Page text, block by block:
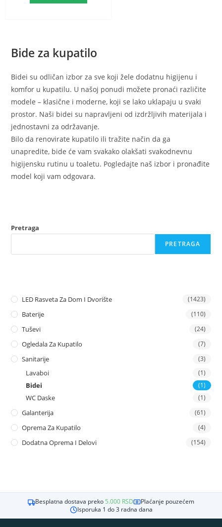
5.870 RSD.
Bide za kupatilo
Bidei su odličan izbor za sve koji žele dodatnu higijenu i
komfor u kupatilu. U našoj ponudi možete pronaći različite
modele – klasične i moderne, koji se lako uklapaju u svaki
prostor. Naši bidei su napravljeni od izdržljivih materijala i
jednostavni za održavanje.
Bilo da renovirate kupatilo ili tražite način da ga
unapredite, bide će vam svakako olakšati svakodnevnu
higijensku rutinu u toaletu. Pogledajte naš izbor i pronađite
model koji vam odgovara.
Pretraga
PRETRAGA
LED Rasveta Za Dom I Dvorište (1423)
Baterije (110)
Tuševi (24)
Ogledala Za Kupatilo (7)
Sanitarije (3)
Lavaboi (1)
Bidei (1)
WC Daske (1)
Galanterija (61)
Oprema Za Kupatilo (4)
Dodatna Oprema I Delovi (154)
Besplatna dostava preko 5.000 RSD
Plaćanje pouzećem
Isporuka 1 do 3 radna dana